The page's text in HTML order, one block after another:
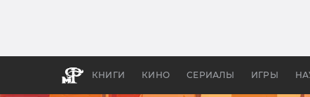
КНИГИ КИНО СЕРИАЛЫ ИГРЫ